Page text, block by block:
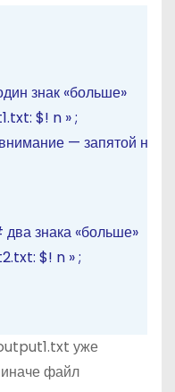
знак «больше»
$! n »;
— запятой нет
два знака «больше»
$! n »;
уже
иначе файл